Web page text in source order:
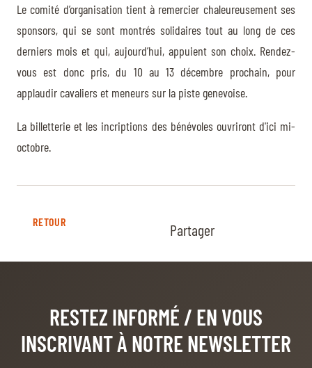
Le comité d’organisation tient à remercier chaleureusement ses
sponsors, qui se sont montrés solidaires tout au long de ces
derniers mois et qui, aujourd’hui, appuient son choix. Rendez-
vous est donc pris, du 10 au 13 décembre prochain, pour
applaudir cavaliers et meneurs sur la piste genevoise.
La billetterie et les incriptions des bénévoles ouvriront d'ici mi-
octobre.
RETOUR Partager
RESTEZ INFORMÉ / EN VOUS
INSCRIVANT À NOTRE NEWSLETTER